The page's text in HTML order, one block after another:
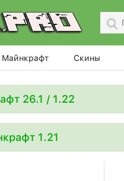
Майнкрафт Скины
26.1 / 1.22
1.21